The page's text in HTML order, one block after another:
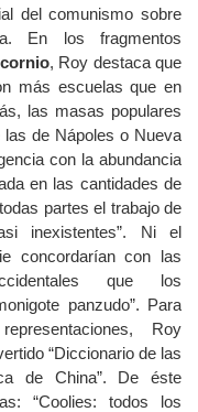
del comunismo sobre
En los fragmentos
, Roy destaca que
más escuelas que en
las masas populares
de Nápoles o Nueva
con la abundancia
en las cantidades de
partes el trabajo de
inexistentes”. Ni el
concordarían con las
que los
panzudo”. Para
Roy
“Diccionario de las
de China”. De éste
“Coolies: todos los